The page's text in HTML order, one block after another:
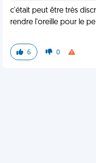
c'était peut être très
rendre l'oreille pour le
6 0